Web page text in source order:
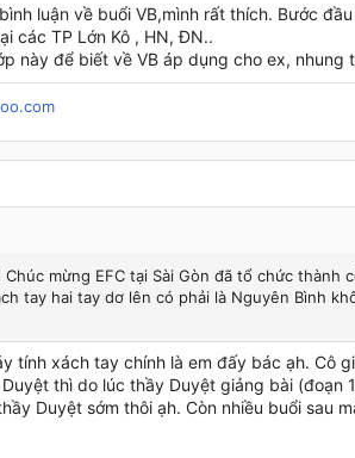
luận về buổi VB,mình rất thích. Bước
các TP Lớn Kô , HN, ĐN..
này để biết về VB áp dụng cho ex, nhung
mừng EFC tại Sài Gòn đã tổ chức thành
tay hai tay dơ lên có phải là Nguyên Bình
tính xách tay chính là em đấy bác ạh. Cô
thì do lúc thầy Duyệt giảng bài (đoạn
Duyệt sớm thôi ạh. Còn nhiều buổi sau